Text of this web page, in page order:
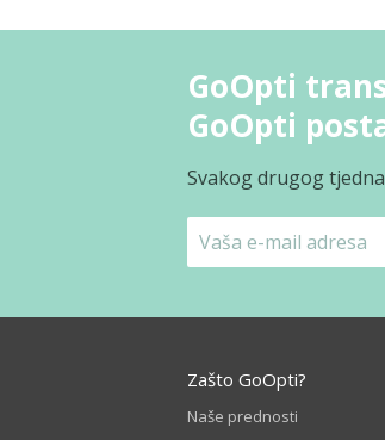
GoOpti
GoOpti
Svakog drugog
Zašto GoOpti?
Naše prednosti